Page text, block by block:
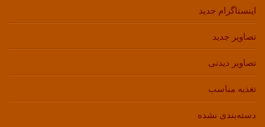
اینستاگرام جدید
تصاویر جدید
تصاویر دیدنی
تغذیه مناسب
دسته‌بندی نشده